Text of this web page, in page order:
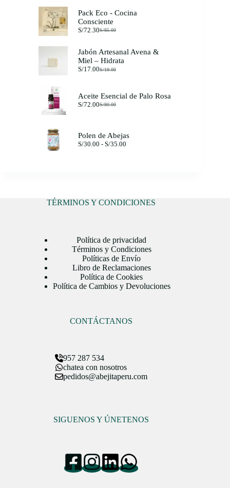
original
era:
S/13.50.
actual
es:
S/12.00.
Pack Eco - Cocina
Consciente
S/85.00
El
original
era:
S/85.00.
S/72.30El
actual
es:
S/72.30.
Jabón Artesanal Avena &
Miel – Hidrata
S/19.00
El
era:
S/19.00.
S/17.00El
es:
S/17.00.
Aceite Esencial de Palo Rosa
S/80.00
El
era:
S/80.00.
S/72.00El
es:
S/72.00.
Polen de Abejas
S/30.00 - S/35.00Rango
TÉRMINOS Y CONDICIONES
Política de privacidad
Términos y Condiciones
Políticas de Envío
Libro de Reclamaciones
Política de Cookies
Política de Cambios y Devoluciones
CONTÁCTANOS
957 287 534
chatea con nosotros
pedidos@abejitaperu.com
SIGUENOS Y ÚNETENOS